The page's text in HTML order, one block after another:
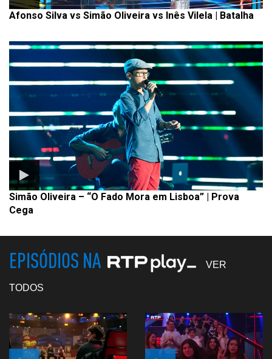
Afonso Silva vs Simão Oliveira vs Inês Vilela | Batalha
Simão Oliveira – “O Fado Mora em Lisboa” | Prova
Cega
EPISÓDIOS NA VER
TODOS